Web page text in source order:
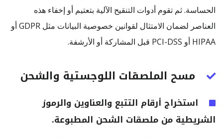
الحساسة. ثم تقوم أدوات التنقيح الآلية بتعتيم أو إخفاء هذه
العناصر لضمان الامتثال لقوانين خصوصية البيانات مثل GDPR أو
HIPAA أو PCI-DSS قبل المشاركة أو الأرشفة.
مسح الملصقات اللوجستية والشحن
استخراج أرقام التتبع والعناوين والرموز
الشريطية من ملصقات الشحن المطبوعة.